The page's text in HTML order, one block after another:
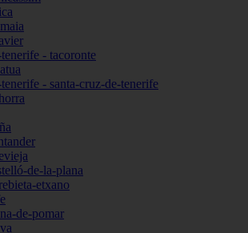
- tacoronte
- santa-cruz-de-tenerife
de-la-plana
etxano
de-pomar